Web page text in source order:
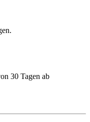
30 Tagen ab